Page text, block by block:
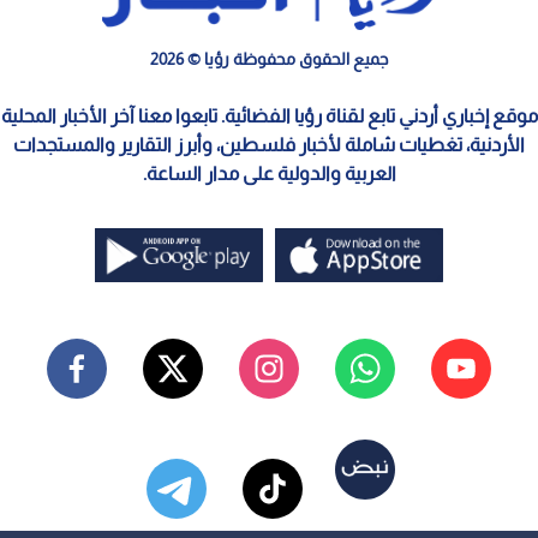
جميع الحقوق محفوظة رؤيا © 2026
موقع إخباري أردني تابع لقناة رؤيا الفضائية. تابعوا معنا آخر الأخبار المحلية
الأردنية، تغطيات شاملة لأخبار فلسطين، وأبرز التقارير والمستجدات
العربية والدولية على مدار الساعة.